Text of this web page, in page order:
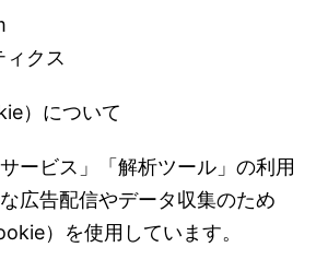
ィクス
）について
ービス」「解析ツール」の利用
広告配信やデータ収集のため
）を使用しています。